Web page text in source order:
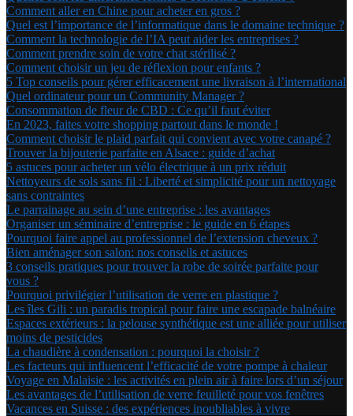
Comment aller en Chine pour acheter en gros ?
Quel est l’importance de l’informatique dans le domaine technique ?
Comment la technologie de l’IA peut aider les entreprises ?
Comment prendre soin de votre chat stérilisé ?
Comment choisir un jeu de réflexion pour enfants ?
5 Top conseils pour gérer efficacement une livraison à l’international
Quel ordinateur pour un Community Manager ?
Consommation de fleur de CBD : Ce qu’il faut éviter
En 2023, faites votre shopping partout dans le monde !
Comment choisir le plaid parfait qui convient avec votre canapé ?
Trouver la bijouterie parfaite en Alsace : guide d’achat
5 astuces pour acheter un vélo électrique à un prix réduit
Nettoyeurs de sols sans fil : Liberté et simplicité pour un nettoyage
sans contraintes
Le parrainage au sein d’une entreprise : les avantages
Organiser un séminaire d’entreprise : le guide en 6 étapes
Pourquoi faire appel au professionnel de l’extension cheveux ?
Bien aménager son salon: nos conseils et astuces
3 conseils pratiques pour trouver la robe de soirée parfaite pour
vous ?
Pourquoi privilégier l’utilisation de verre en plastique ?
Les îles Gili : un paradis tropical pour faire une escapade balnéaire
Espaces extérieurs : la pelouse synthétique est une alliée pour utiliser
moins de pesticides
La chaudière à condensation : pourquoi la choisir ?
Les facteurs qui influencent l’efficacité de votre pompe à chaleur
Voyage en Malaisie : les activités en plein air à faire lors d’un séjour
Les avantages de l’utilisation de verre feuilleté pour vos fenêtres
Vacances en Suisse : des expériences inoubliables à vivre